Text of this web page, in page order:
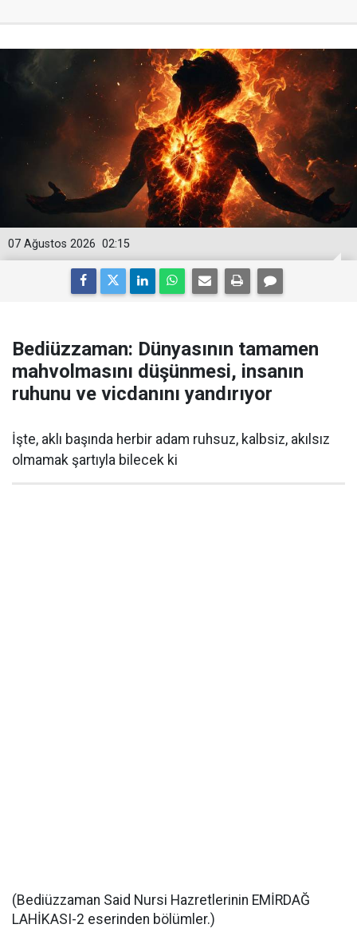
02:15
07 Ağustos 2026
Bediüzzaman: Dünyasının tamamen
mahvolmasını düşünmesi, insanın
ruhunu ve vicdanını yandırıyor
İşte, aklı başında herbir adam ruhsuz, kalbsiz, akılsız
olmamak şartıyla bilecek ki
(Bediüzzaman Said Nursi Hazretlerinin EMİRDAĞ
LAHİKASI-2 eserinden bölümler.)